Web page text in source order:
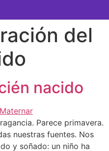
del
nacido
Parece primavera.
nuestras fuentes. Nos
y soñado: un niño ha